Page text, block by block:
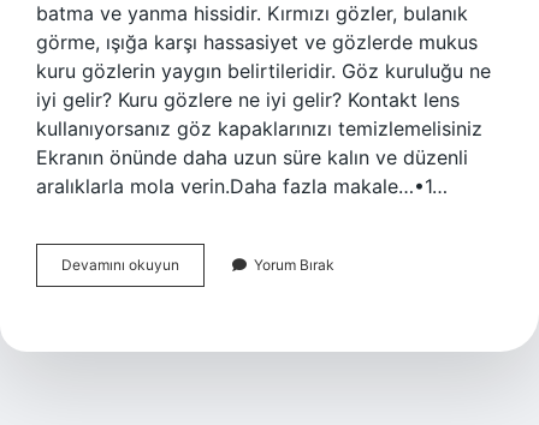
batma ve yanma hissidir. Kırmızı gözler, bulanık
görme, ışığa karşı hassasiyet ve gözlerde mukus
kuru gözlerin yaygın belirtileridir. Göz kuruluğu ne
iyi gelir? Kuru gözlere ne iyi gelir? Kontakt lens
kullanıyorsanız göz kapaklarınızı temizlemelisiniz
Ekranın önünde daha uzun süre kalın ve düzenli
aralıklarla mola verin.Daha fazla makale…•1…
Devamını okuyun
Kuruluğu
Anlaşılır
Yorum Bırak